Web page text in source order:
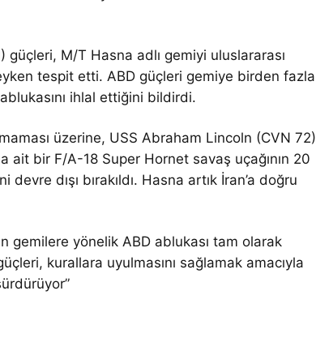
güçleri, M/T Hasna adlı gemiyi uluslararası
tespit etti. ABD güçleri gemiye birden fazla
ihlal ettiğini bildirdi.
üzerine, USS Abraham Lincoln (CVN 72)
ait bir F/A-18 Super Hornet savaş uçağının 20
dışı bırakıldı. Hasna artık İran’a doğru
gemilere yönelik ABD ablukası tam olarak
kurallara uyulmasını sağlamak amacıyla